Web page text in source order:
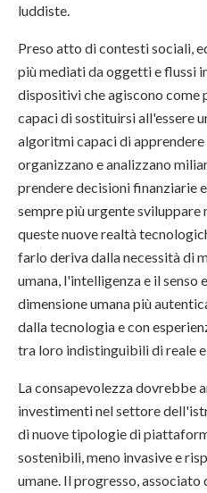
luddiste.
Preso atto di contesti sociali,
più mediati da oggetti e flussi
dispositivi che agiscono come
capaci di sostituirsi all'essere
algoritmi capaci di apprendere
organizzano e analizzano
prendere decisioni finanziarie
sempre più urgente
queste nuove realtà
farlo deriva dalla necessità di
umana, l'intelligenza e il senso
dimensione umana più
dalla tecnologia e con
tra loro indistinguibili di reale e
La consapevolezza dovrebbe
investimenti nel settore
di nuove tipologie di
sostenibili, meno invasive e
umane. Il progresso,